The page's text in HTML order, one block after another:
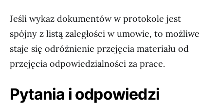
Jeśli wykaz dokumentów w protokole jest
spójny z listą zaległości w umowie, to możliwe
staje się odróżnienie przejęcia materiału od
przejęcia odpowiedzialności za prace.
Pytania i odpowiedzi